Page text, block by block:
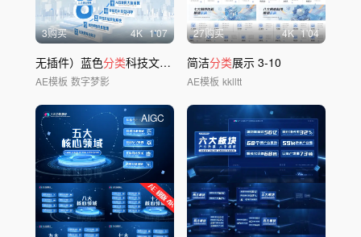
3购买 4K 1'07
无插件）蓝色分类科技文字信息架构板块包装
AE模板 数字梦影
27购买 4K 1'04
简洁分类展示 3-10
AE模板 kklltt
AIGC